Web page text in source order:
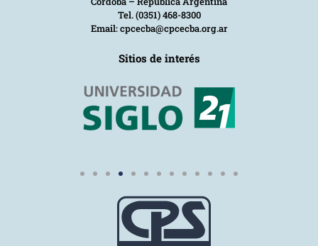
Tel. (0351) 468-8300
Email: cpcecba@cpcecba.org.ar
Sitios de interés